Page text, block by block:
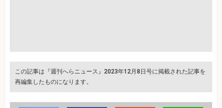
この記事は『週刊へらニュース』2023年12月8日号に掲載された記事を
再編集したものになります。